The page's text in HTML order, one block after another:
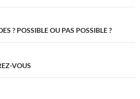
? POSSIBLE OU PAS POSSIBLE ?
VOUS